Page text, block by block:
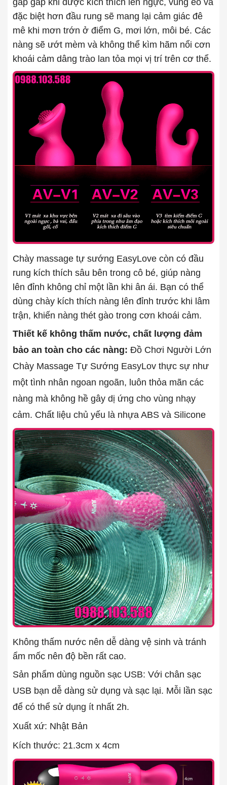
đặc biệt hơn đầu rung sẽ mang lại cảm giác đê
mê khi mơn trớn ở điểm G, mơi lớn, môi bé. Các
nàng sẽ ướt mèm và không thể kìm hãm nổi cơn
khoái cảm dâng trào lan tỏa mọi vị trí trên cơ thể.
Chày massage tự sướng EasyLove còn có đầu
rung kích thích sâu bên trong cô bé, giúp nàng
lên đỉnh không chỉ một lần khi ân ái. Bạn có thể
dùng chày kích thích nàng lên đỉnh trước khi lâm
trận, khiến nàng thét gào trong cơn khoái cảm.
Thiết kế không thấm nước, chất lượng đảm
bảo an toàn cho các nàng: Đồ Chơi Người Lớn
Chày Massage Tự Sướng EasyLov thực sự như
một tình nhân ngoan ngoãn, luôn thỏa mãn các
nàng mà không hề gây dị ứng cho vùng nhạy
cảm. Chất liệu chủ yếu là nhựa ABS và Silicone
Không thấm nước nên dễ dàng vệ sinh và tránh
ẩm mốc nên độ bền rất cao.
Sản phẩm dùng nguồn sạc USB: Với chân sạc
USB bạn dễ dàng sử dụng và sạc lại. Mỗi lần sạc
để có thể sử dụng ít nhất 2h.
Xuất xứ: Nhật Bản
Kích thước: 21.3cm x 4cm